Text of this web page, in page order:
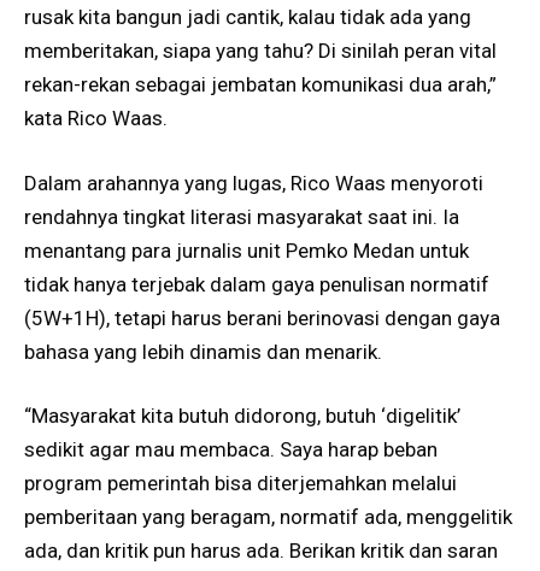
rusak kita bangun jadi cantik, kalau tidak ada yang
memberitakan, siapa yang tahu? Di sinilah peran vital
rekan-rekan sebagai jembatan komunikasi dua arah,”
kata Rico Waas.
Dalam arahannya yang lugas, Rico Waas menyoroti
rendahnya tingkat literasi masyarakat saat ini. Ia
menantang para jurnalis unit Pemko Medan untuk
tidak hanya terjebak dalam gaya penulisan normatif
(5W+1H), tetapi harus berani berinovasi dengan gaya
bahasa yang lebih dinamis dan menarik.
“Masyarakat kita butuh didorong, butuh ‘digelitik’
sedikit agar mau membaca. Saya harap beban
program pemerintah bisa diterjemahkan melalui
pemberitaan yang beragam, normatif ada, menggelitik
ada, dan kritik pun harus ada. Berikan kritik dan saran